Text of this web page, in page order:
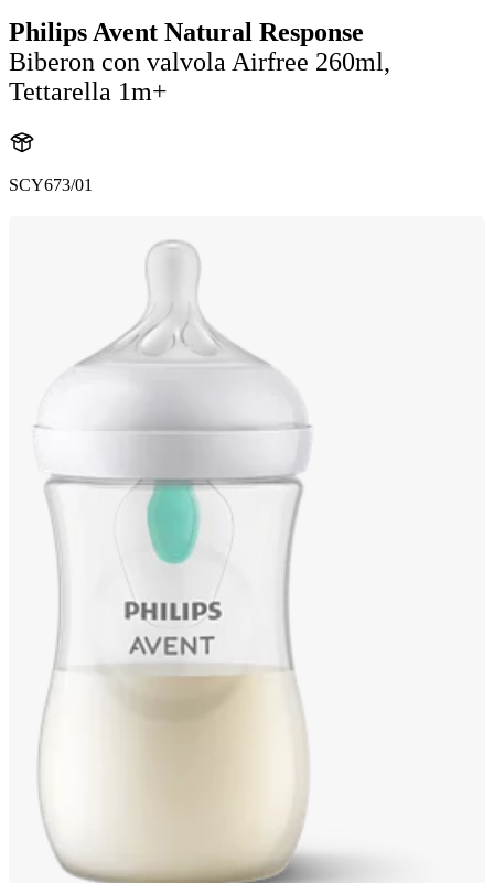
Philips Avent Natural Response
Biberon con valvola Airfree 260ml,
Tettarella 1m+
SCY673/01